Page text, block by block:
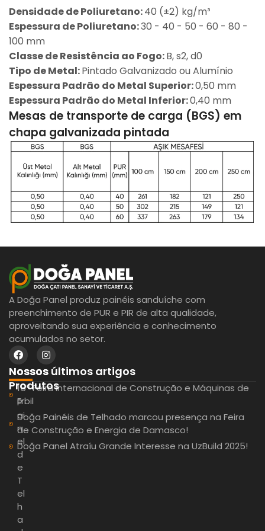
Densidade de Poliuretano:40 (±2) kg/m³
Espessura de Poliuretano:30 - 40 - 50 - 60 - 80 -
100 mm
Classe de Resistência ao Fogo:B, s2, d0
Tipo de Metal:Pintado Galvanizado ou Alumínio
Espessura Padrão do Metal Superior:0,50 mm
Espessura Padrão do Metal Inferior:0,40 mm
Mesas de transporte de carga (BGS) em
chapa galvanizada pintada
A Doğa Panel produz painéis sanduíche com
preenchimento de PUR e PIR de alta qualidade,
aproveitando sua experiência e conhecimento
acumulados no setor.
Nossos últimos artigos
15ª Feira Internacional de Construção e Máquinas de
Erbil
Doğa Painéis de Telhado marcou presença na Feira
de Construção e Energia de Damasco!
Doğa Panel Atraíu Grande Interesse na UzBuild 2025!
Nossos
Produtos
P
ai
n
el
d
e
T
el
h
a